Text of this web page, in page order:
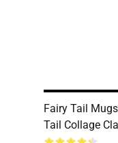
Fairy Tail
Tail Collage